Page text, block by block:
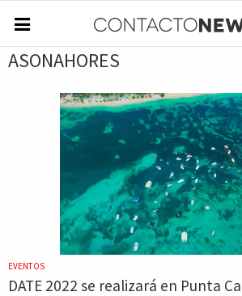
ASONAHORES
EVENTOS
DATE 2022 se realizará en Punta